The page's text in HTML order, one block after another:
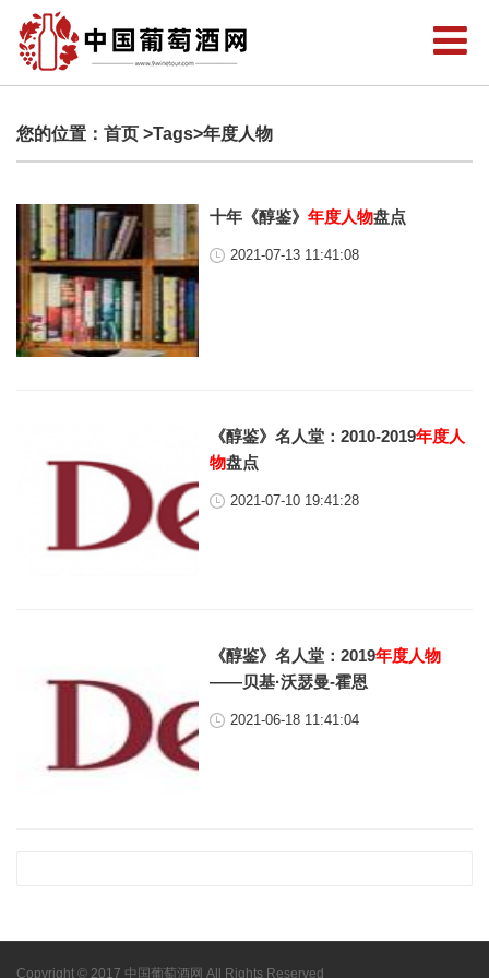
您的位置： 首页 >Tags>年度人物
十年《醇鉴》年度人物盘点
2021-07-13 11:41:08
《醇鉴》名人堂：2010-2019年度人
物盘点
2021-07-10 19:41:28
《醇鉴》名人堂：2019年度人物
——贝基·沃瑟曼-霍恩
2021-06-18 11:41:04
Copyright © 2017 中国葡萄酒网 All Rights Reserved